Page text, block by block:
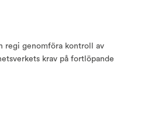
regi genomföra kontroll av
krav på fortlöpande